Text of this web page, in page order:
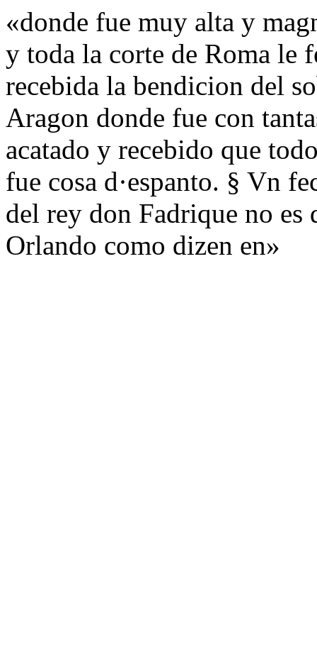
«donde fue muy alta y
y toda la corte de Roma le
recebida la bendicion del
Aragon donde fue con
acatado y recebido que
fue cosa d·espanto. § Vn
del rey don Fadrique no es
Orlando como dizen en»